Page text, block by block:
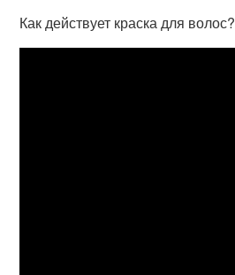
Как действует краска для волос?